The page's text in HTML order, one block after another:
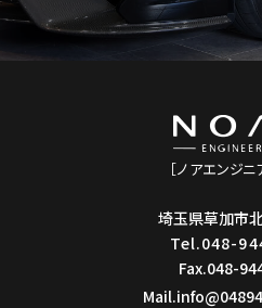
［ノアエンジニ
埼玉県草加市
Tel.048-
Fax.048-